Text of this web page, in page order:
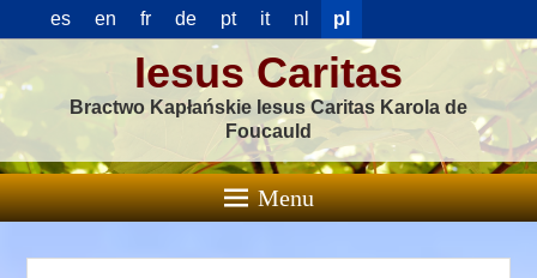
es en fr de pt it nl pl
Iesus Caritas
Bractwo Kapłańskie Iesus Caritas Karola de
Foucauld
Menu